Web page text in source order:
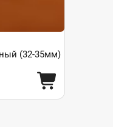
(32-35мм)